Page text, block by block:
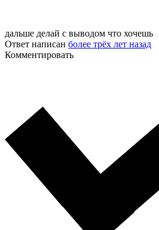
дальше делай с выводом что хочешь
Ответ написан более трёх лет назад
Комментировать